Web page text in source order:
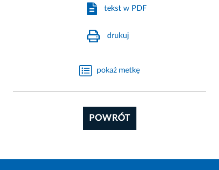
tekst w PDF
drukuj
pokaż metkę
POWRÓT